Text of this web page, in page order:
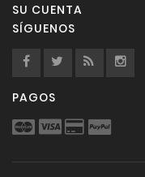
SU CUENTA
SÍGUENOS
PAGOS